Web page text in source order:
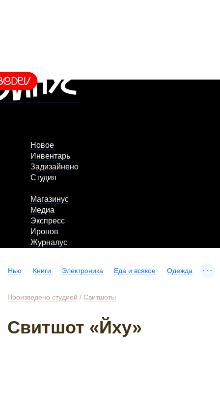
Новое
Инвентарь
Задизайнено
Студия
Магазинус
Медиа
Экспресс
Иронов
Журналус
Нью Книги Электроника Еда и всякое Одежда ...
Произведено студией / Свитшоты
Свитшот «Йху»